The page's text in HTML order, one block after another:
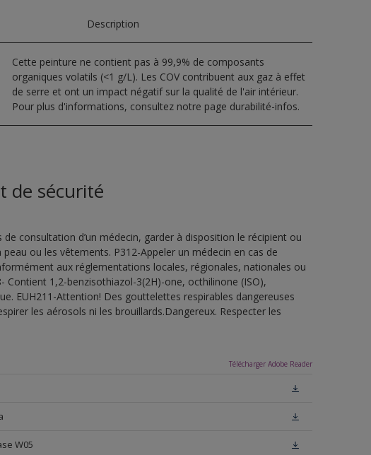
Description
Cette peinture ne contient pas à 99,9% de composants
organiques volatils (<1 g/L). Les COV contribuent aux gaz à effet
de serre et ont un impact négatif sur la qualité de l'air intérieur.
Pour plus d'informations, consultez notre page durabilité-infos.
de sécurité
consultation d’un médecin, garder à disposition le récipient ou
ou les vêtements. P312-Appeler un médecin en cas de
aux réglementations locales, régionales, nationales ou
Contient 1,2-benzisothiazol-3(2H)-one, octhilinone (ISO),
EUH211-Attention! Des gouttelettes respirables dangereuses
les aérosols ni les brouillards.Dangereux. Respecter les
Télécharger Adobe Reader
W05